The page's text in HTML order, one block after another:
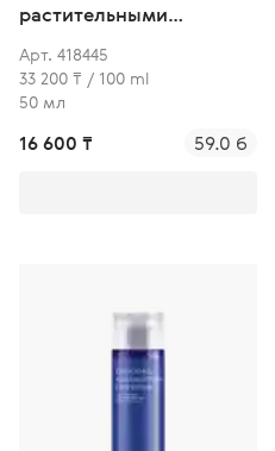
растительными
пептидами
Арт. 418445
33 200 ₸ / 100 ml
50 мл
16 600 ₸ 59.0 б